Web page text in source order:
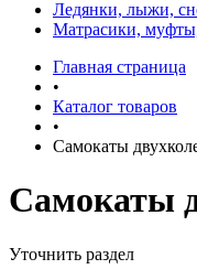
Ледянки, лыжи,
Матрасики,
Главная страница
•
Каталог товаров
•
Самокаты
Самокаты
Уточнить раздел